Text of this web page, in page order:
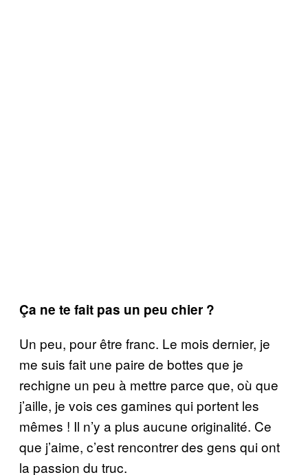
Ça ne te fait pas un peu chier ?
Un peu, pour être franc. Le mois dernier, je
me suis fait une paire de bottes que je
rechigne un peu à mettre parce que, où que
j’aille, je vois ces gamines qui portent les
mêmes ! Il n’y a plus aucune originalité. Ce
que j’aime, c’est rencontrer des gens qui ont
la passion du truc.